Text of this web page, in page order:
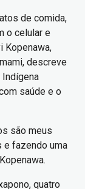
de comida,
o celular e
Kopenawa,
descreve
Indígena
saúde e o
são meus
e fazendo uma
quatro